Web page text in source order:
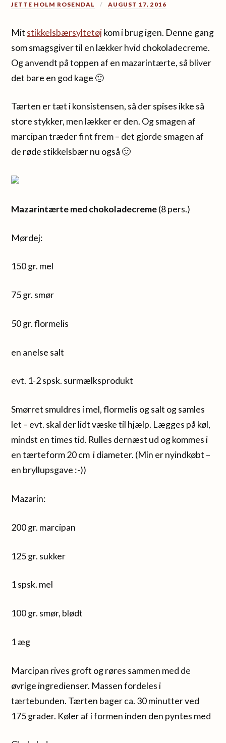
JETTE HOLM ROSENDAL AUGUST 17, 2016
Mit stikkelsbærsyltetøjkom i brug igen. Denne gang
som smagsgiver til en lækker hvid chokoladecreme.
Og anvendt på toppen af en mazarintærte, så bliver
det bare en god kage 🙂
Tærten er tæt i konsistensen, så der spises ikke så
store stykker, men lækker er den. Og smagen af
marcipan træder fint frem – det gjorde smagen af
de røde stikkelsbær nu også 🙂
Mazarintærte med chokoladecreme(8 pers.)
Mørdej:
150 gr. mel
75 gr. smør
50 gr. flormelis
en anelse salt
evt. 1-2 spsk. surmælksprodukt
Smørret smuldres i mel, flormelis og salt og samles
let – evt. skal der lidt væske til hjælp. Lægges på køl,
mindst en times tid. Rulles dernæst ud og kommes i
en tærteform 20 cm i diameter. (Min er nyindkøbt –
en bryllupsgave :-))
Mazarin:
200 gr. marcipan
125 gr. sukker
1 spsk. mel
100 gr. smør, blødt
1 æg
Marcipan rives groft og røres sammen med de
øvrige ingredienser. Massen fordeles i
tærtebunden. Tærten bager ca. 30 minutter ved
175 grader. Køler af i formen inden den pyntes med